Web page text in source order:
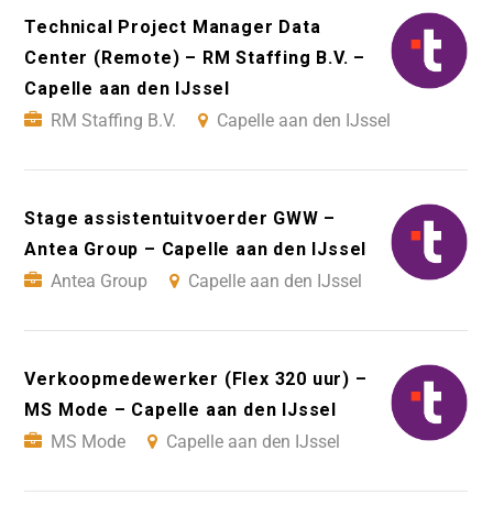
Technical Project Manager Data
Center (Remote) – RM Staffing B.V. –
Capelle aan den IJssel
RM Staffing B.V.
Capelle aan den IJssel
Stage assistentuitvoerder GWW –
Antea Group – Capelle aan den IJssel
Antea Group
Capelle aan den IJssel
Verkoopmedewerker (Flex 320 uur) –
MS Mode – Capelle aan den IJssel
MS Mode
Capelle aan den IJssel